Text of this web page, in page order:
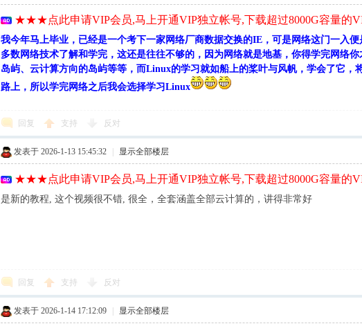
★★★点此申请VIP会员,马上开通VIP独立帐号,下载超过8000G容量
我今年马上毕业，已经是一个考下一家网络厂商数据交换的IE，可是网络这门一入
多数网络技术了解和学完，这还是往往不够的，因为网络就是地基，你得学完网络
岛屿、云计算方向的岛屿等等，而Linux的学习就如船上的桨叶与风帆，学会了它，
路上，所以学完网络之后我会选择学习Linux
回复 支持 反对
发表于 2026-1-13 15:45:32 显示全部楼层
★★★点此申请VIP会员,马上开通VIP独立帐号,下载超过8000G容量
是新的教程, 这个视频很不错, 很全，全套涵盖全部云计算的，讲得非常好
回复 支持 反对
发表于 2026-1-14 17:12:09 显示全部楼层